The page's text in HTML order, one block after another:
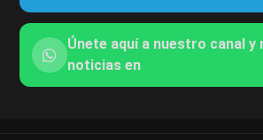
Únete aquí a nuestro canal y
noticias en